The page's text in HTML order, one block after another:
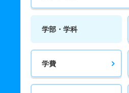
学部・学科
学費